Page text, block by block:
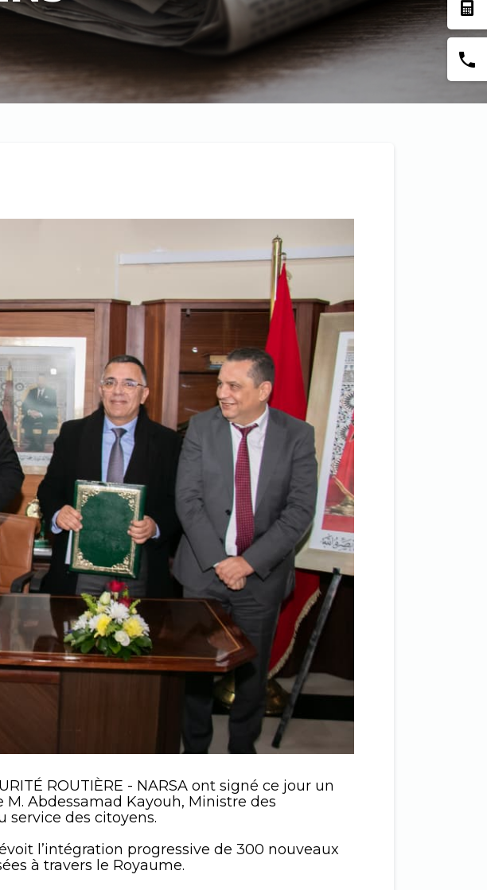
ROUTIÈRE - NARSA ont signé ce jour un
Abdessamad Kayouh, Ministre des
service des citoyens.
l’intégration progressive de 300 nouveaux
à travers le Royaume.